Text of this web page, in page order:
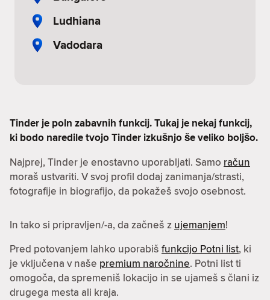
Ludhiana
Vadodara
Tinder je poln zabavnih funkcij. Tukaj je nekaj funkcij,
ki bodo naredile tvojo Tinder izkušnjo še veliko boljšo.
Najprej, Tinder je enostavno uporabljati. Samo račun
moraš ustvariti. V svoj profil dodaj zanimanja/strasti,
fotografije in biografijo, da pokažeš svojo osebnost.
In tako si pripravljen/-a, da začneš z ujemanjem!
Pred potovanjem lahko uporabiš funkcijo Potni list, ki
je vključena v naše premium naročnine. Potni list ti
omogoča, da spremeniš lokacijo in se ujameš s člani iz
drugega mesta ali kraja.